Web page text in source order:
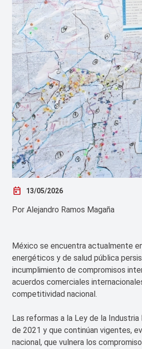
today 13/05/2026
Por Alejandro Ramos Magaña
México se encuentra actualmente
energéticos y de salud pública
incumplimiento de compromisos
acuerdos comerciales
competitividad nacional.
Las reformas a la Ley de la
de 2021 y que continúan vigentes,
nacional, que vulnera los